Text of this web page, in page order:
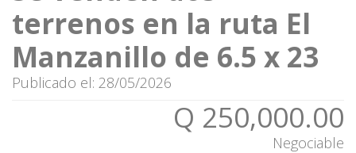
terrenos en la ruta El
Manzanillo de 6.5 x 23
Publicado el: 28/05/2026
Q 250,000.00
Negociable